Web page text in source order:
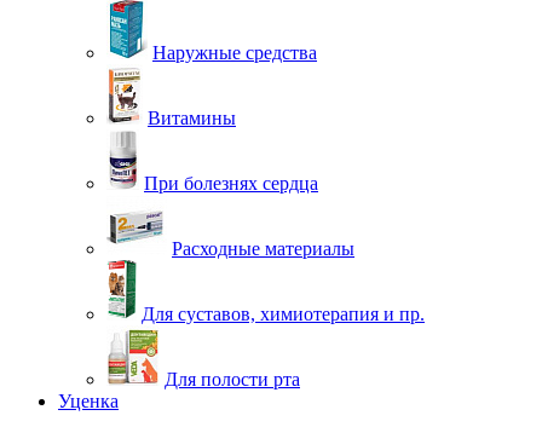
Наружные средства
Витамины
При болезнях сердца
Расходные материалы
Для суставов, химиотерапия и пр.
Для полости рта
Уценка